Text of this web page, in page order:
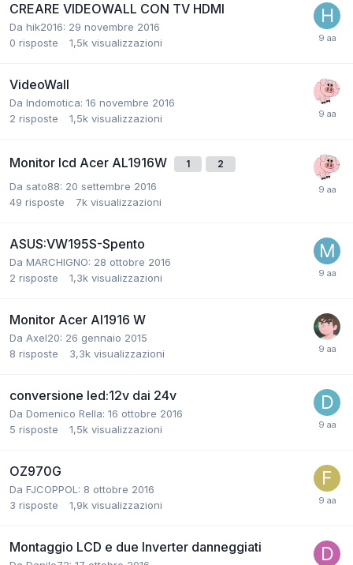
CREARE VIDEOWALL CON TV HDMI
Da hik2016: 29 novembre 2016
0 risposte 1,5k visualizzazioni
VideoWall
Da Indomotica: 16 novembre 2016
2 risposte 1,5k visualizzazioni
Monitor lcd Acer AL1916W 1 2
Da sato88: 20 settembre 2016
49 risposte 7k visualizzazioni
ASUS:VW195S-Spento
Da MARCHIGNO: 28 ottobre 2016
2 risposte 1,3k visualizzazioni
Monitor Acer Al1916 W
Da Axel20: 26 gennaio 2015
8 risposte 3,3k visualizzazioni
conversione led:12v dai 24v
Da Domenico Rella: 16 ottobre 2016
5 risposte 1,5k visualizzazioni
OZ970G
Da FJCOPPOL: 8 ottobre 2016
3 risposte 1,9k visualizzazioni
Montaggio LCD e due Inverter danneggiati